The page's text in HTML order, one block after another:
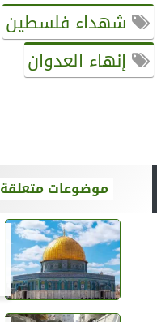
شهداء فلسطين
إنهاء العدوان
موضوعات متعلقة